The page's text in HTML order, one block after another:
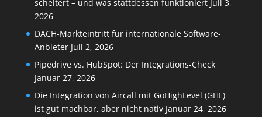
scheitert – und was stattdessen funktioniert Juli 3,
2026
DACH-Markteintritt für internationale Software-
Anbieter Juli 2, 2026
Pipedrive vs. HubSpot: Der Integrations-Check
Januar 27, 2026
Die Integration von Aircall mit GoHighLevel (GHL)
ist gut machbar, aber nicht nativ Januar 24, 2026